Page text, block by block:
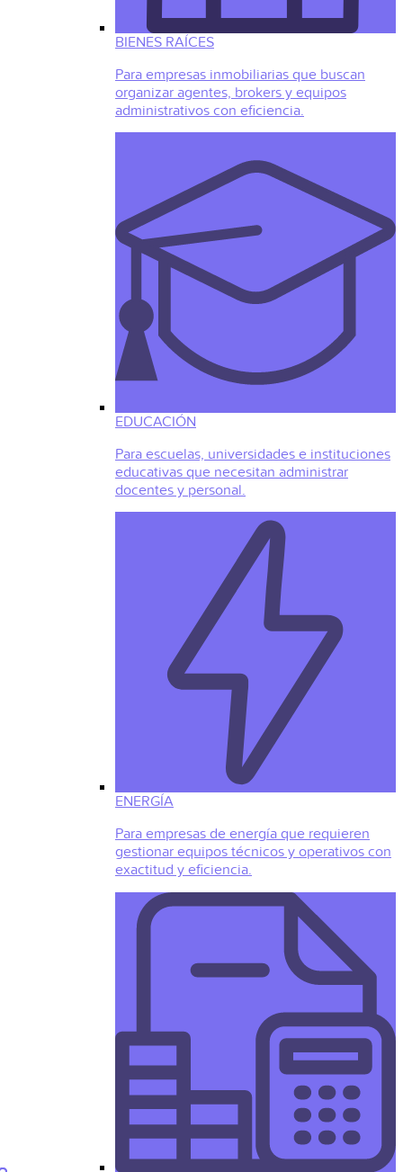
BIENES RAÍCES
Para empresas inmobiliarias que buscan
organizar agentes, brokers y equipos
administrativos con eficiencia.
EDUCACIÓN
Para escuelas, universidades e instituciones
educativas que necesitan administrar
docentes y personal.
ENERGÍA
Para empresas de energía que requieren
gestionar equipos técnicos y operativos con
exactitud y eficiencia.